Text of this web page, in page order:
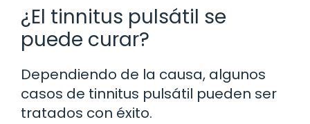
¿El tinnitus pulsátil se
puede curar?
Dependiendo de la causa, algunos
casos de tinnitus pulsátil pueden ser
tratados con éxito.